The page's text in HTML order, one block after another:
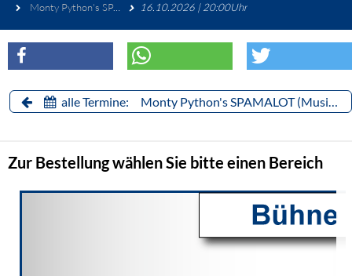
Monty Python's SPAMALOT (Musical)
16.10.2026 | 20:00Uhr
alle Termine: Monty Python's SPAMALOT (Musical)
Zur Bestellung wählen Sie bitte einen Bereich